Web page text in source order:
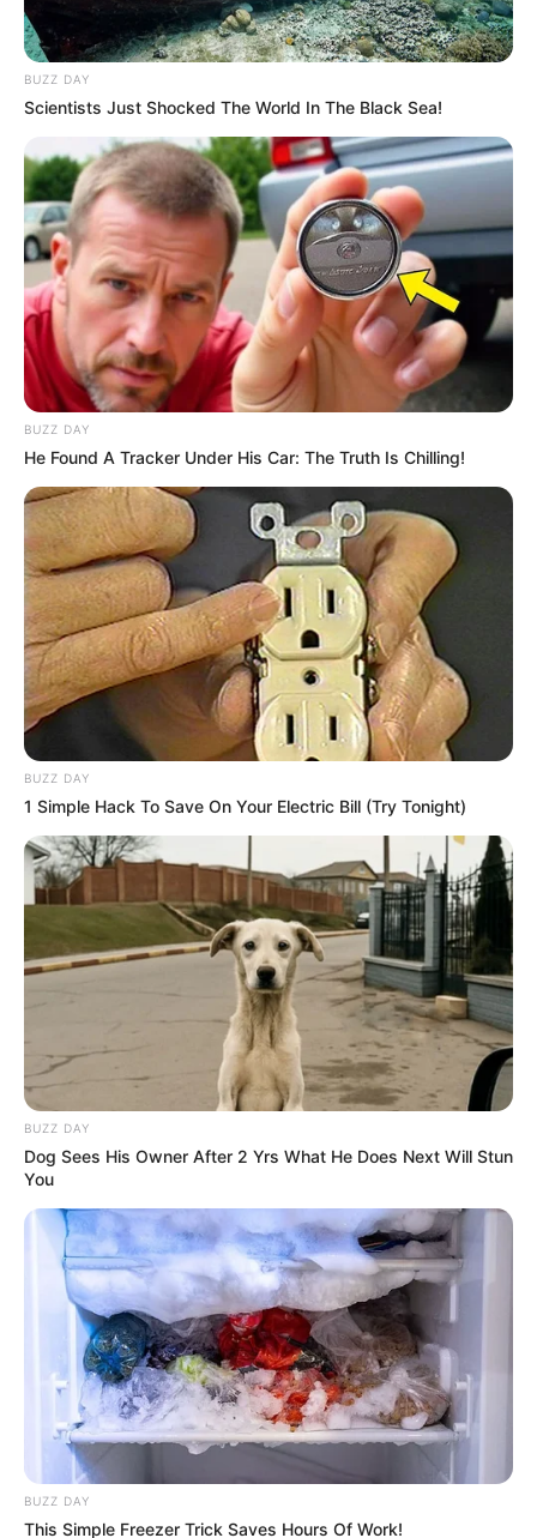
BUZZ DAY
Scientists Just Shocked The World In The Black Sea!
BUZZ DAY
He Found A Tracker Under His Car: The Truth Is Chilling!
BUZZ DAY
1 Simple Hack To Save On Your Electric Bill (Try Tonight)
BUZZ DAY
Dog Sees His Owner After 2 Yrs What He Does Next Will Stun
You
BUZZ DAY
This Simple Freezer Trick Saves Hours Of Work!